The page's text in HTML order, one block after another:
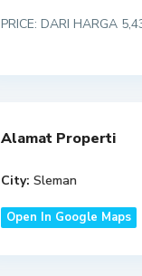
PRICE: DARI HARGA
Alamat Properti
City: Sleman
Open In Google Maps